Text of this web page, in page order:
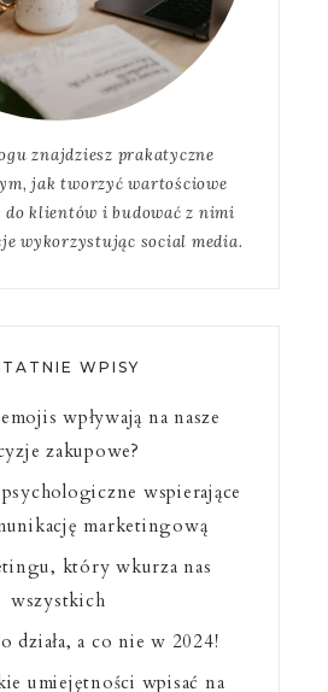
znajdziesz prakatyczne
jak tworzyć wartościowe
do klientów i budować z nimi
wykorzystując social media.
WPISY
wpływają na nasze
zakupowe?
wspierające
marketingową
który wkurza nas
wszystkich
działa, a co nie w 2024!
umiejętności wpisać na